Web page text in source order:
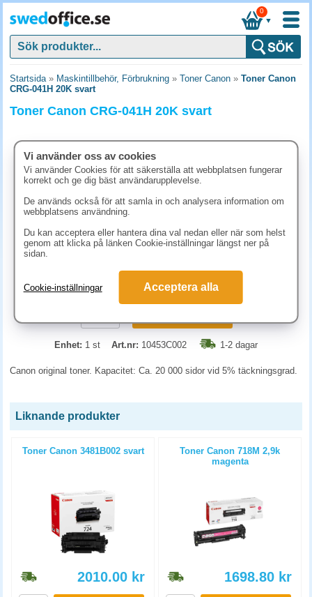
▼
0
Startsida» Maskintillbehör, Förbrukning » Toner Canon » Toner Canon
CRG-041H 20K svart
Toner Canon CRG-041H 20K svart
4036.30 kr (inkl. moms)
Enhet: 1 st Art.nr: 10453C002 1-2 dagar
Canon original toner. Kapacitet: Ca. 20 000 sidor vid 5% täckningsgrad.
Liknande produkter
Toner Canon 3481B002 svart
2010.00 kr
Toner Canon 718M 2,9k
magenta
1698.80 kr
Vi använder oss av cookies
Vi använder Cookies för att säkerställa att webbplatsen fungerar
korrekt och ge dig bäst användarupplevelse.
De används också för att samla in och analysera information om
webbplatsens användning.
Du kan acceptera eller hantera dina val nedan eller när som helst
genom att klicka på länken Cookie-inställningar längst ner på
sidan.
Cookie-inställningar Acceptera alla